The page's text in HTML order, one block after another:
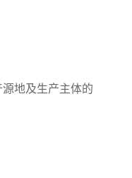
地及生产主体的